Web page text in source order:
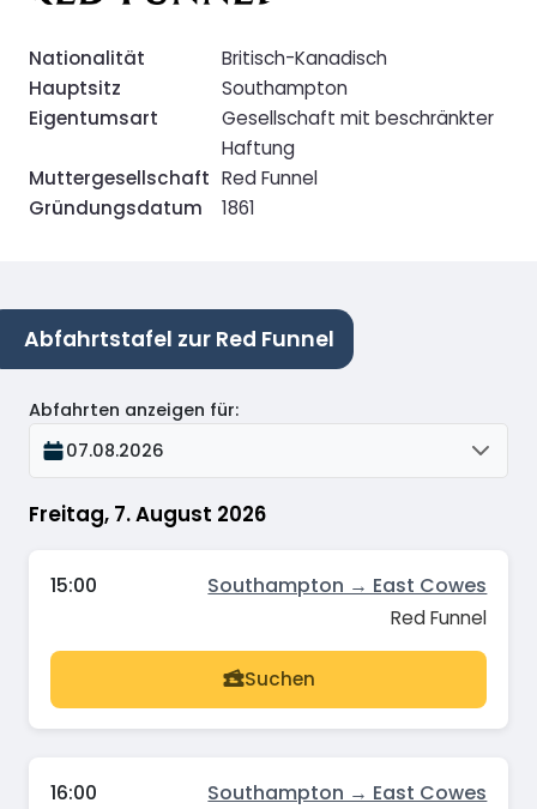
Nationalität
Britisch-Kanadisch
Hauptsitz
Southampton
Eigentumsart
Gesellschaft mit beschränkter
Haftung
Muttergesellschaft Red Funnel
Gründungsdatum
1861
Abfahrtstafel zur Red Funnel
Freitag, 7. August 2026
Abfahrten anzeigen für:
07.08.2026
15:00 Southampton → East Cowes
Red Funnel
Suchen
16:00 Southampton → East Cowes